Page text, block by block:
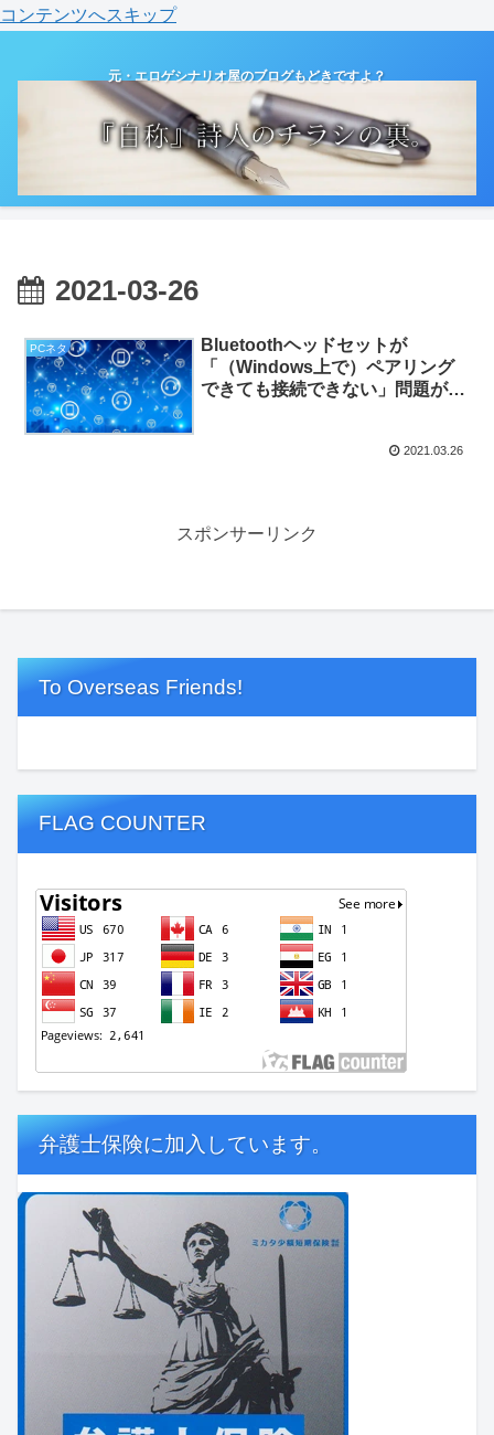
コンテンツへスキップ
元・エロゲシナリオ屋のブログもどきですよ？
2021-03-26
PCネタ
Bluetoothヘッドセットが
「（Windows上で）ペアリング
できても接続できない」問題が解
2021.03.26
スポンサーリンク
To Overseas Friends!
FLAG COUNTER
弁護士保険に加入しています。